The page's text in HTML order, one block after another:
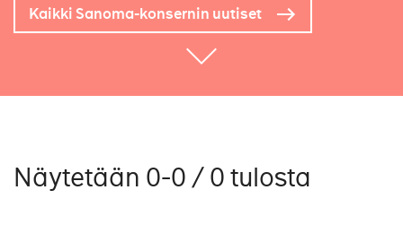
Kaikki Sanoma-konsernin uutiset
Näytetään 0-0 / 0 tulosta